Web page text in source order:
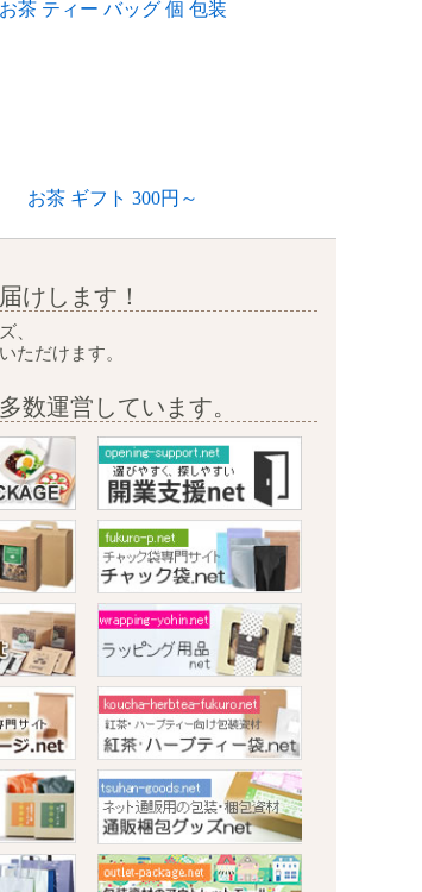
お茶 ティー バッグ 個 包装
お茶 ギフト 300円～
けします！
、
ただけます。
数運営しています。